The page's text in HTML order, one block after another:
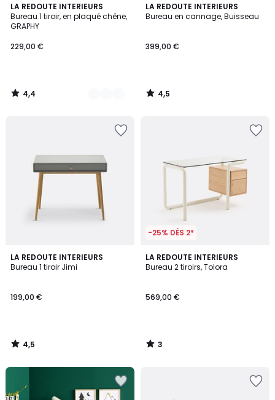
LA REDOUTE INTERIEURS
Bureau 1 tiroir, en plaqué chêne,
GRAPHY
229,00 €
4,4
/ 5
3
Couleurs
4,4
/
LA REDOUTE INTERIEURS
Bureau en cannage, Buisseau
399,00 €
4,5
/ 5
4,5
/
LA REDOUTE INTERIEURS
Bureau 1 tiroir Jimi
199,00 €
4,5
/ 5
4,5
/
-25% DÈS 2*
LA REDOUTE INTERIEURS
Bureau 2 tiroirs, Tolora
569,00 €
3
/
3
/